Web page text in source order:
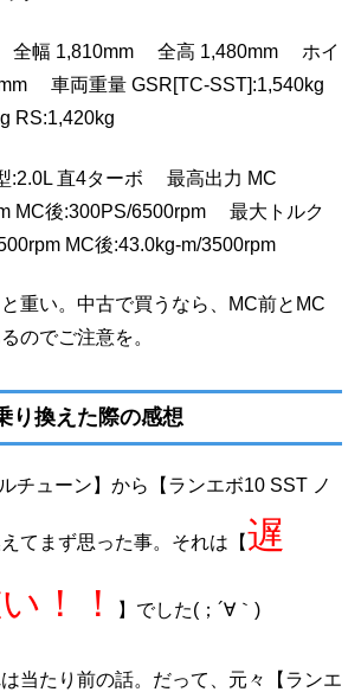
全幅 1,810mm 全高 1,480mm ホイ
車両重量 GSR[TC-SST]:1,540kg
RS:1,420kg
:2.0L 直4ターボ 最高出力 MC
MC後:300PS/6500rpm 最大トルク
MC後:43.0kg-m/3500rpm
重い。中古で買うなら、MC前とMC
のでご注意を。
り換えた際の感想
チューン】から【ランエボ10 SST ノ
てまず思った事。それは【遅
！！
】でした(；´∀｀)
当たり前の話。だって、元々【ランエ